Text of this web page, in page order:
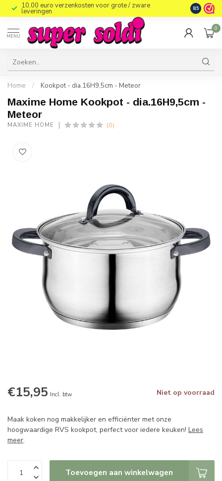
10,00 euro verzenkosten voor grote / zware
leveringen 8.5
MENU
0
Home / Kookpot - dia.16H9,5cm - Meteor
Maxime Home Kookpot - dia.16H9,5cm -
Meteor
MAXIME HOME (0)
€15,95 Incl. btw Niet op voorraad
Maak koken nog makkelijker en efficiënter met onze
hoogwaardige RVS kookpot, perfect voor iedere keuken! Lees
meer.
Toevoegen aan winkelwagen